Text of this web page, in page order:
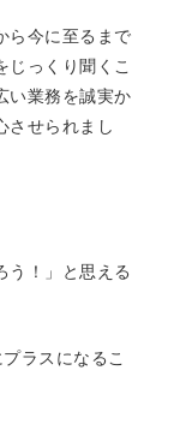
ら今に至るまで
じっくり聞くこ
い業務を誠実か
させられまし
う！」と思える
ラスになるこ